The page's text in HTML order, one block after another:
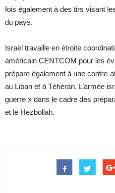
fois également à des tirs visant
du pays.
Israël travaille en étroite
américain CENTCOM pour les
prépare également à une contre-
au Liban et à Téhéran. L’armée
guerre » dans le cadre des
et le Hezbollah.